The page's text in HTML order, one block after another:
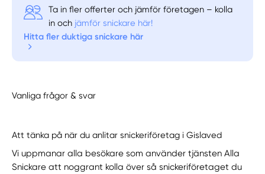
Ta in fler offerter och jämför företagen – kolla
in och jämför snickare här!
Hitta fler duktiga snickare här
Vanliga frågor & svar
Att tänka på när du anlitar snickeriföretag i Gislaved
Vi uppmanar alla besökare som använder tjänsten Alla
Snickare att noggrant kolla över så snickeriföretaget du